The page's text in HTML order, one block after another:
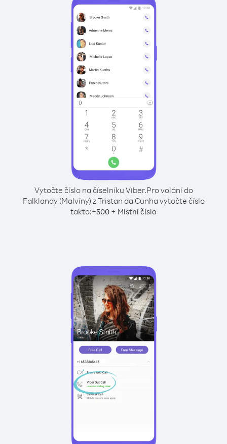
Vytočte číslo na číselníku Viber.Pro volání do
Falklandy (Malvíny) z Tristan da Cunha vytočte číslo
takto:+500 + Místní číslo